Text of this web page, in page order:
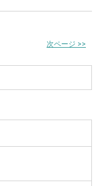
次ページ >>